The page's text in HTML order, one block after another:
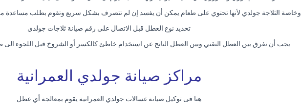
وخاصة الثلاجة جولدي لأنها تحتوي على طعام يمكن أن يفسد إن لم تتصرف بشكل سريع وتقوم بطلب مساعدة
تحديد نوع العطل قبل الاتصال على رقم صيانة ثلاجات جولدي
يجب أن نفرق بين العطل التقني وبين العطل الناتج عن استخدام خاطئ كالكسر أو الشروخ قبل اللجوء الى
مراكز صيانة جولدي العمرانية
هنا فى توكيل صيانة غسالات جولدي العمرانية يقوم بمعالجة أي عطل